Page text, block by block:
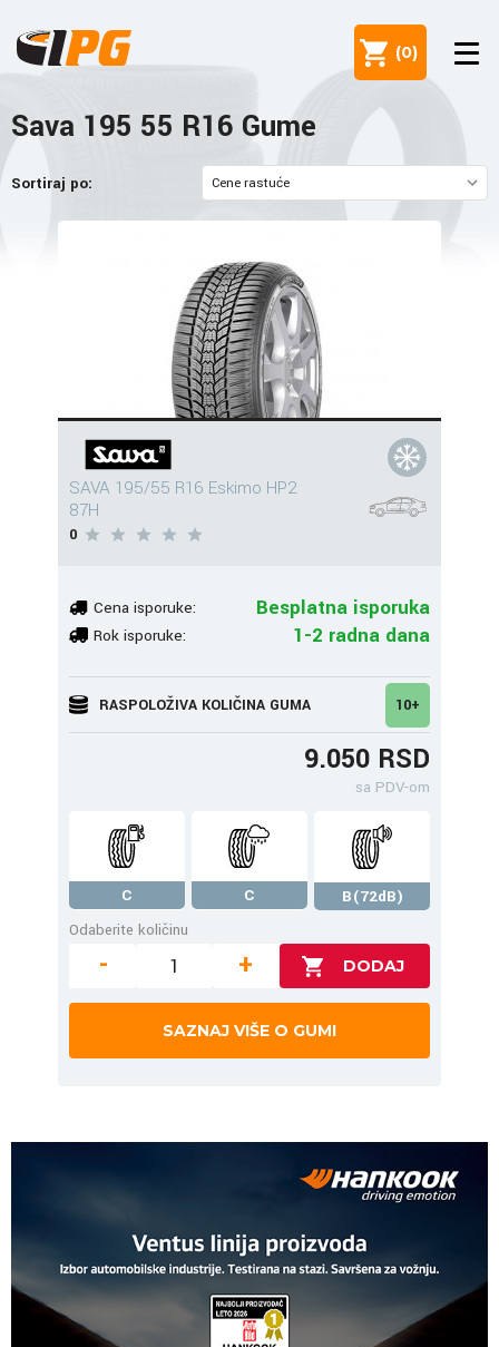
(0)
Sava 195 55 R16 Gume
Sortiraj po:
SAVA 195/55 R16 Eskimo HP2
87H
0
Cena isporuke: Besplatna isporuka
Rok isporuke: 1-2 radna dana
RASPOLOŽIVA KOLIČINA GUMA 10+
9.050 RSD
sa PDV-om
C C
B(72dB)
Odaberite količinu
- +
SAZNAJ VIŠE O GUMI